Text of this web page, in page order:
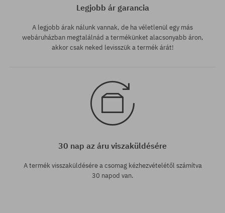
Legjobb ár garancia
A legjobb árak nálunk vannak, de ha véletlenül egy más
webáruházban megtalálnád a termékünket alacsonyabb áron,
akkor csak neked levisszük a termék árát!
30 nap az áru viszaküldésére
A termék visszaküldésére a csomag kézhezvételétől számítva
30 napod van.